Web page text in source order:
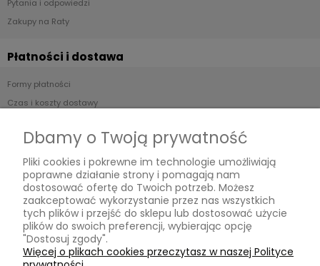
Pytania i odpowiedzi
Zakupy na Raty
Płatności i dostawa
Formy płatności
Czas i koszty dostawy
Informacje
Regulamin
Polityka prywatności
O nas
Dbamy o Twoją prywatność
Pliki cookies i pokrewne im technologie umożliwiają
poprawne działanie strony i pomagają nam
dostosować ofertę do Twoich potrzeb. Możesz
zaakceptować wykorzystanie przez nas wszystkich
tych plików i przejść do sklepu lub dostosować użycie
plików do swoich preferencji, wybierając opcję
"Dostosuj zgody".
Więcej o plikach cookies przeczytasz w naszej Polityce